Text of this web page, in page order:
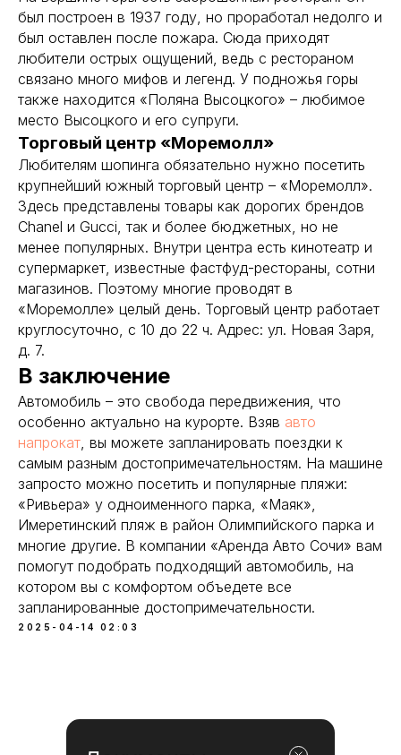
был построен в 1937 году, но проработал недолго и
был оставлен после пожара. Сюда приходят
любители острых ощущений, ведь с рестораном
связано много мифов и легенд. У подножья горы
также находится «Поляна Высоцкого» – любимое
место Высоцкого и его супруги.
Торговый центр «Моремолл»
Любителям шопинга обязательно нужно посетить
крупнейший южный торговый центр – «Моремолл».
Здесь представлены товары как дорогих брендов
Chanel и Gucci, так и более бюджетных, но не
менее популярных. Внутри центра есть кинотеатр и
супермаркет, известные фастфуд-рестораны, сотни
магазинов. Поэтому многие проводят в
«Моремолле» целый день. Торговый центр работает
круглосуточно, с 10 до 22 ч. Адрес: ул. Новая Заря,
д. 7.
В заключение
Автомобиль – это свобода передвижения, что
особенно актуально на курорте. Взяв авто
напрокат, вы можете запланировать поездки к
самым разным достопримечательностям. На машине
запросто можно посетить и популярные пляжи:
«Ривьера» у одноименного парка, «Маяк»,
Имеретинский пляж в район Олимпийского парка и
многие другие. В компании «Аренда Авто Сочи» вам
помогут подобрать подходящий автомобиль, на
котором вы с комфортом объедете все
запланированные достопримечательности.
2025-04-14 02:03